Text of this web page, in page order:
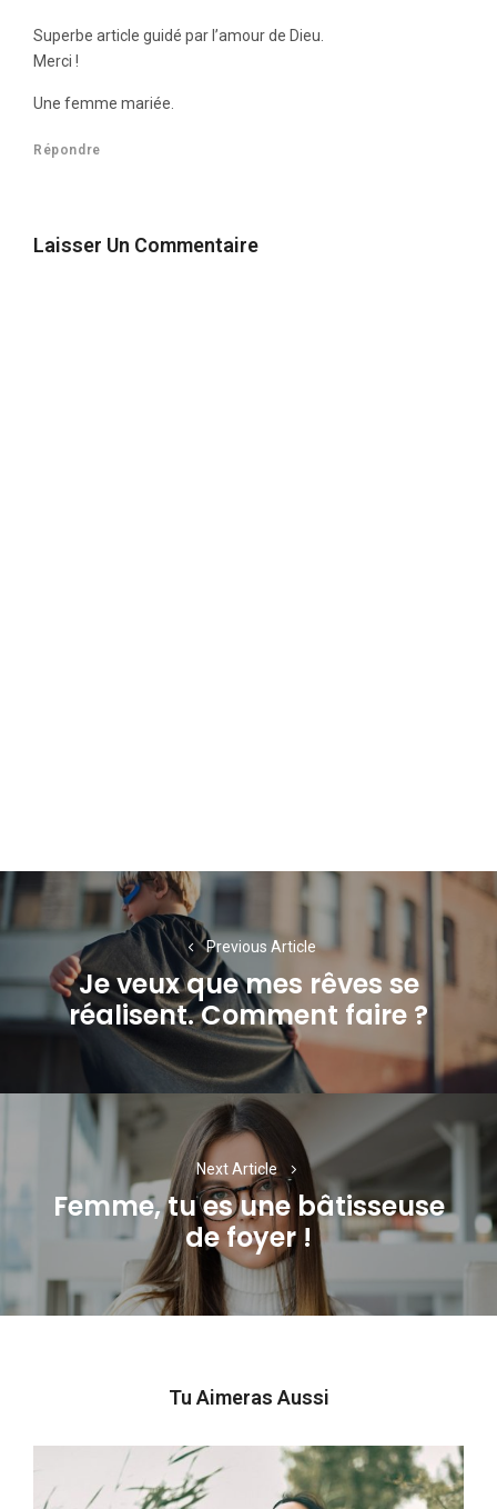
Superbe article guidé par l’amour de Dieu.
Merci !
Une femme mariée.
Répondre
Laisser Un Commentaire
Navigation
de
l’article
Previous Article
Previous
post:
Je veux que mes rêves se
réalisent. Comment faire ?
Next Article
Next
post:
Femme, tu es une bâtisseuse
de foyer !
Tu Aimeras Aussi